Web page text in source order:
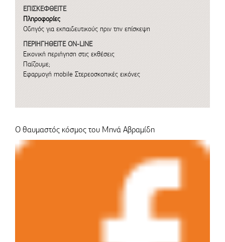
ΕΠΙΣΚΕΦΘΕΙΤΕ
Πληροφορίες
Οδηγός για εκπαιδευτικούς πριν την επίσκεψη
ΠΕΡΙΗΓΗΘΕΙΤΕ ON-LINE
Εικονική περιήγηση στις εκθέσεις
Παίζουμε;
Εφαρμογή mobile Στερεοσκοπικές εικόνες
Ο θαυμαστός κόσμος του Μηνά Αβραμίδη